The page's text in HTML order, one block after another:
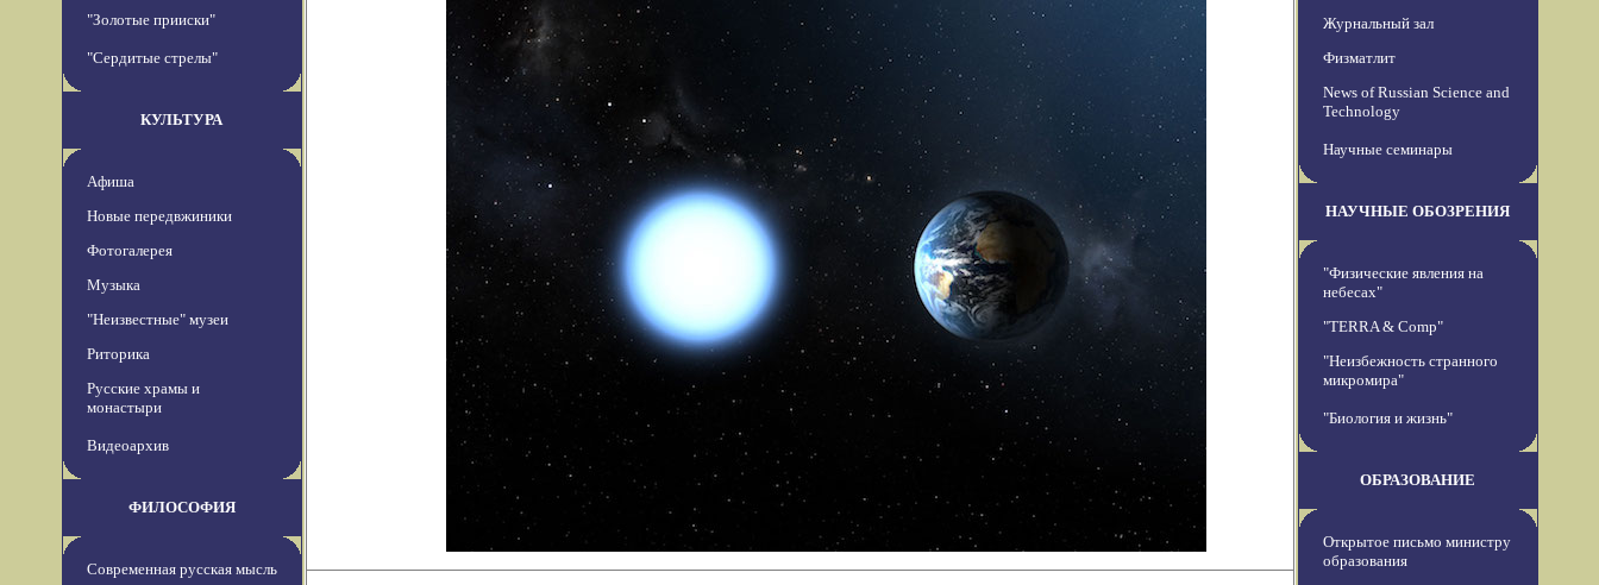
"Золотые прииски"
"Сердитые стрелы"
КУЛЬТУРА
Афиша
Новые передвжиники
Фотогалерея
Музыка
"Неизвестные" музеи
Риторика
Русские храмы и
монастыри
Видеоархив
ФИЛОСОФИЯ
Современная русская мысль
Журнальный зал
Физматлит
News of Russian Science and
Technology
Научные семинары
НАУЧНЫЕ ОБОЗРЕНИЯ
"Физические явления на
небесах"
"TERRA & Comp"
"Неизбежность странного
микромира"
"Биология и жизнь"
ОБРАЗОВАНИЕ
Открытое письмо министру
образования